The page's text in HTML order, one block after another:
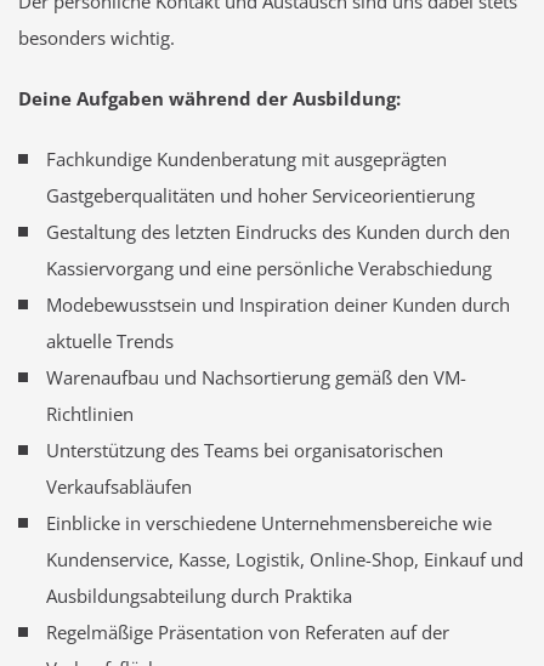
besonders wichtig.
Deine Aufgaben während der Ausbildung:
Fachkundige Kundenberatung mit ausgeprägten
Gastgeberqualitäten und hoher Serviceorientierung
Gestaltung des letzten Eindrucks des Kunden durch den
Kassiervorgang und eine persönliche Verabschiedung
Modebewusstsein und Inspiration deiner Kunden durch
aktuelle Trends
Warenaufbau und Nachsortierung gemäß den VM-
Richtlinien
Unterstützung des Teams bei organisatorischen
Verkaufsabläufen
Einblicke in verschiedene Unternehmensbereiche wie
Kundenservice, Kasse, Logistik, Online-Shop, Einkauf und
Ausbildungsabteilung durch Praktika
Regelmäßige Präsentation von Referaten auf der